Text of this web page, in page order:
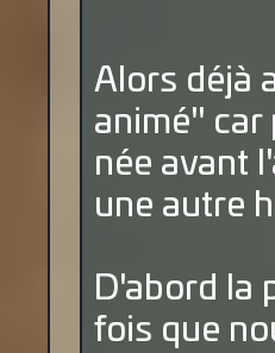
Alors déjà
animé" car
née avant
une autre
D'abord la
fois que